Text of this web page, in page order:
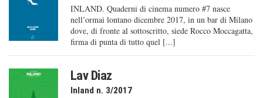
INLAND. Quaderni di cinema numero #7 nasce
nell’ormai lontano dicembre 2017, in un bar di Milano
dove, di fronte al sottoscritto, siede Rocco Moccagatta,
firma di punta di tutto quel [...]
Lav Diaz
Inland n. 3/2017